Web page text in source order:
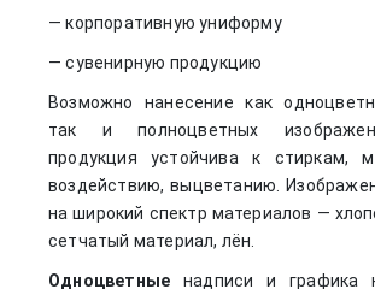
— корпоративную униформу
— сувенирную продукцию
Возможно нанесение как
так и полноцветных
продукция устойчива к стиркам,
воздействию, выцветанию.
на широкий спектр материалов —
сетчатый материал, лён.
Одноцветные надписи и графика